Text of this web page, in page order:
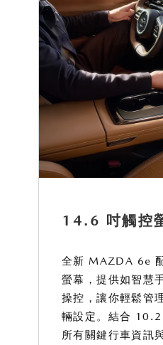
14.6 吋觸控
全新 MAZDA 6e
螢幕，提供如智慧
操控，讓你輕鬆管
輛設定。結合 10.2
所有關鍵行車資訊